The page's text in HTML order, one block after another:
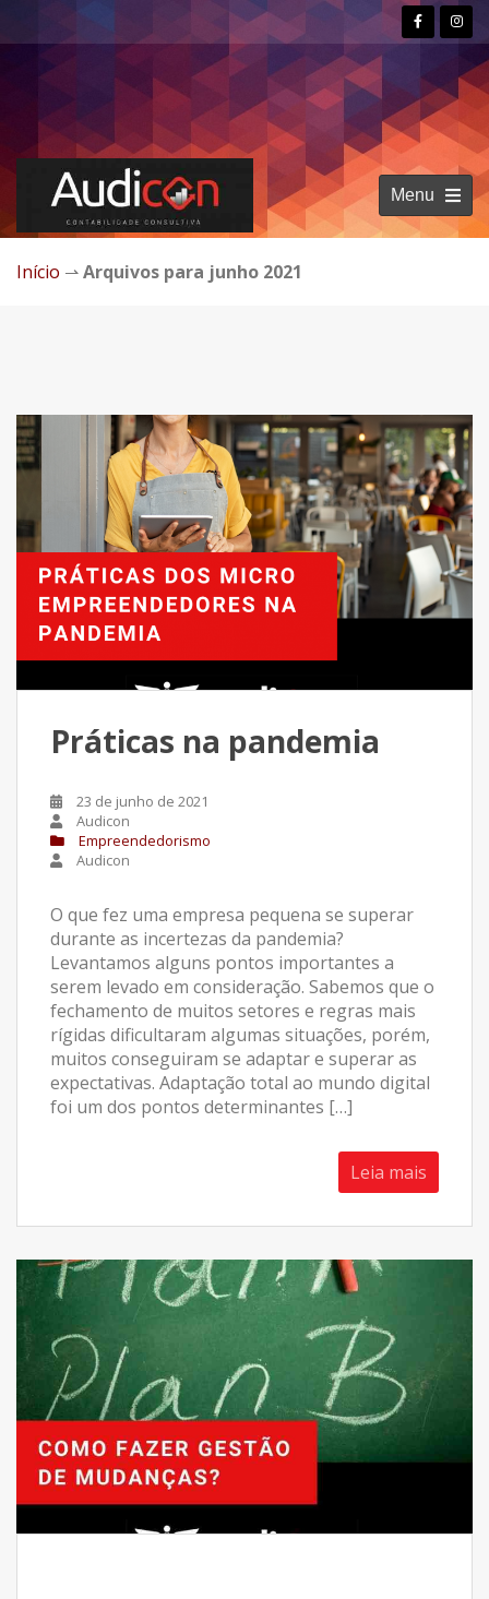
Menu
Início ⇀Arquivos para junho 2021
Práticas na pandemia
23 de junho de 2021
Audicon
Empreendedorismo
Audicon
O que fez uma empresa pequena se superar
durante as incertezas da pandemia?
Levantamos alguns pontos importantes a
serem levado em consideração. Sabemos que o
fechamento de muitos setores e regras mais
rígidas dificultaram algumas situações, porém,
muitos conseguiram se adaptar e superar as
expectativas. Adaptação total ao mundo digital
foi um dos pontos determinantes […]
Leia mais